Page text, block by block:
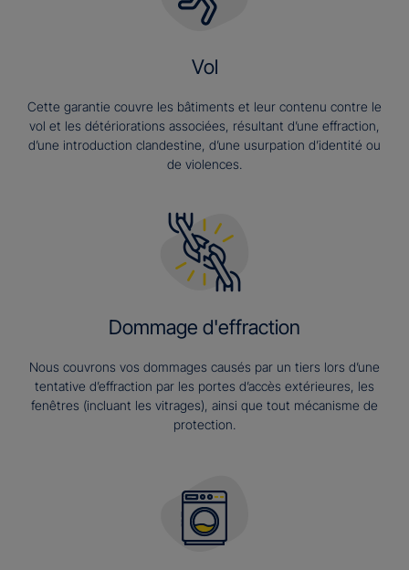
Vol
Cette garantie couvre les bâtiments et leur contenu contre le
vol et les détériorations associées, résultant d’une effraction,
d’une introduction clandestine, d’une usurpation d’identité ou
de violences.
Dommage d'effraction
Nous couvrons vos dommages causés par un tiers lors d’une
tentative d’effraction par les portes d’accès extérieures, les
fenêtres (incluant les vitrages), ainsi que tout mécanisme de
protection.